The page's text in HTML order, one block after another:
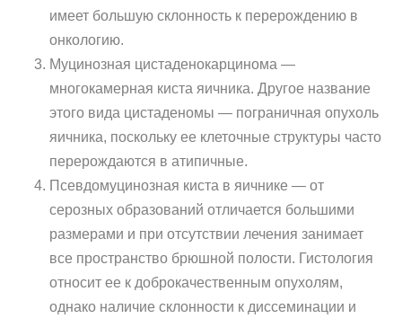
имеет большую склонность к перерождению в
онкологию.
Муцинозная цистаденокарцинома —
многокамерная киста яичника. Другое название
этого вида цистаденомы — пограничная опухоль
яичника, поскольку ее клеточные структуры часто
перерождаются в атипичные.
Псевдомуцинозная киста в яичнике — от
серозных образований отличается большими
размерами и при отсутствии лечения занимает
все пространство брюшной полости. Гистология
относит ее к доброкачественным опухолям,
однако наличие склонности к диссеминации и